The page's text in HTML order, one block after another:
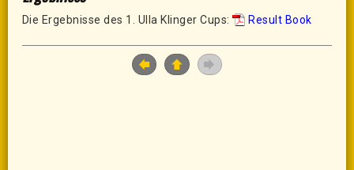
Die Ergebnisse des 1. Ulla Klinger Cups: Result Book